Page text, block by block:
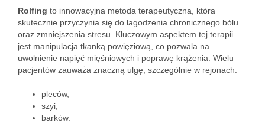
Rolfing to innowacyjna metoda terapeutyczna, która
skutecznie przyczynia się do łagodzenia chronicznego bólu
oraz zmniejszenia stresu. Kluczowym aspektem tej terapii
jest manipulacja tkanką powięziową, co pozwala na
uwolnienie napięć mięśniowych i poprawę krążenia. Wielu
pacjentów zauważa znaczną ulgę, szczególnie w rejonach:
pleców,
szyi,
barków.